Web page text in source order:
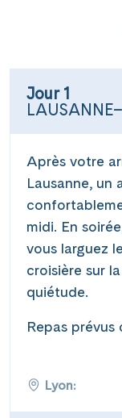
Jour 1
Après votre
Lausanne, un
midi. En
vous larguez
croisière sur
quiétude.
Repas prévus
Lyon: